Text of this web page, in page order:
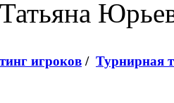
игроков / Турнирная